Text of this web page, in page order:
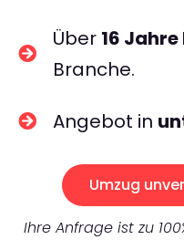
Über 16
Branche.
Angebot in
Umzug
Ihre Anfrage ist zu